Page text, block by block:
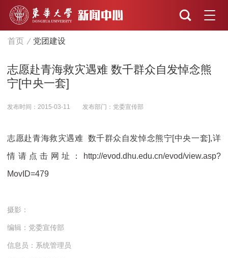
首页 党团建设
志愿赴青海救灾遇难 数千群众自发悼念熊
宁[中央一套]
发布时间：2015-03-11 发布部门：党委宣传部
志愿赴青海救灾遇难 数千群众自发悼念熊宁[中央一套],详
情请点击网址： http://evod.dhu.edu.cn/evod/view.asp?
MovID=479
摄影：
编辑：党委宣传部
信息员：系统管理员